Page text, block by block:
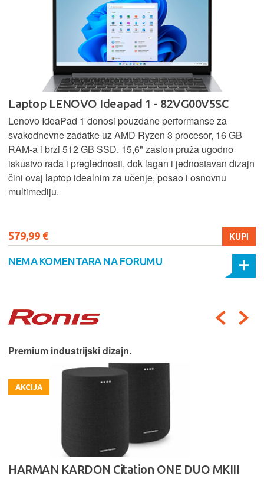
Laptop LENOVO Ideapad 1 - 82VG00V5SC
Lenovo IdeaPad 1 donosi pouzdane performanse za
svakodnevne zadatke uz AMD Ryzen 3 procesor, 16 GB
RAM-a i brzi 512 GB SSD. 15,6" zaslon pruža ugodno
iskustvo rada i preglednosti, dok lagan i jednostavan dizajn
čini ovaj laptop idealnim za učenje, posao i osnovnu
multimediju.
579,99 € KUPI
NEMA KOMENTARA NA FORUMU
Premium industrijski dizajn.
AKCIJA
HARMAN KARDON Citation ONE DUO MKIII